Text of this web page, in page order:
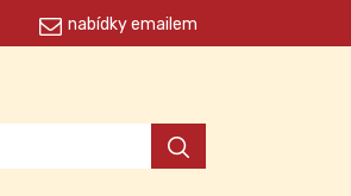
nabídky emailem